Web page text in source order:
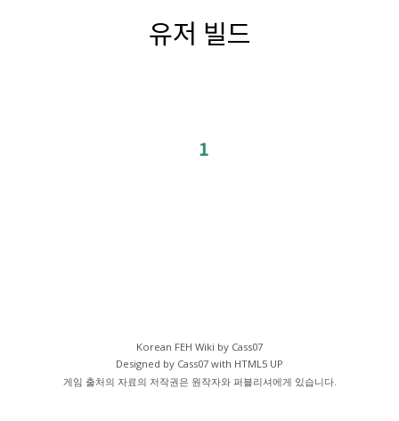
유저 빌드
1
Korean FEH Wiki by Cass07
Designed by Cass07 with HTML5 UP
게임 출처의 자료의 저작권은 원작자와 퍼블리셔에게 있습니다.